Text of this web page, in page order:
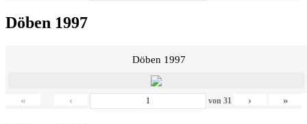
Döben 1997
Döben 1997
« ‹ von 31 › »